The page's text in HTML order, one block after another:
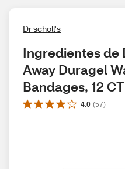
Dr scholl's
Ingredientes de
Away Duragel
Bandages, 12 CT
4.0 (57)